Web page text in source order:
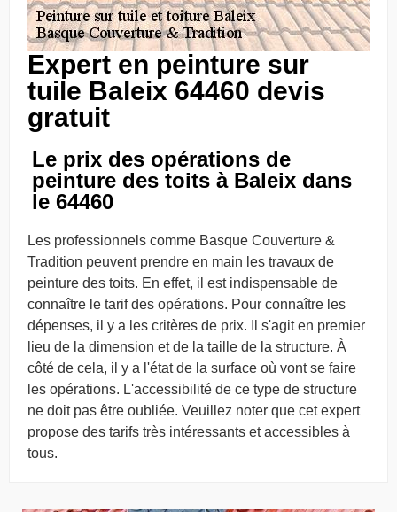
Expert en peinture sur
tuile Baleix 64460 devis
gratuit
Le prix des opérations de
peinture des toits à Baleix dans
le 64460
Les professionnels comme Basque Couverture &
Tradition peuvent prendre en main les travaux de
peinture des toits. En effet, il est indispensable de
connaître le tarif des opérations. Pour connaître les
dépenses, il y a les critères de prix. Il s'agit en premier
lieu de la dimension et de la taille de la structure. À
côté de cela, il y a l'état de la surface où vont se faire
les opérations. L'accessibilité de ce type de structure
ne doit pas être oubliée. Veuillez noter que cet expert
propose des tarifs très intéressants et accessibles à
tous.